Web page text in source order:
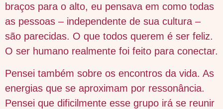
braços para o alto, eu pensava em como todas
as pessoas – independente de sua cultura –
são parecidas. O que todos querem é ser feliz.
O ser humano realmente foi feito para conectar.
Pensei também sobre os encontros da vida. As
energias que se aproximam por ressonância.
Pensei que dificilmente esse grupo irá se reunir